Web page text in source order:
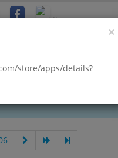
×
store/apps/details?